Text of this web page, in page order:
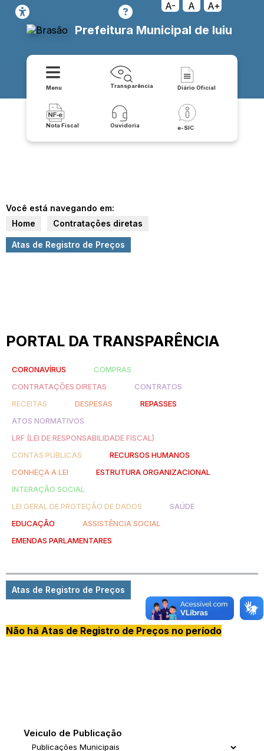
A- A A+
Prefeitura Municipal de Iuiu
Menu Transparência Diário Oficial
Nota Fiscal Ouvidoria e-SIC
Você está navegando em:
Home
Contratações diretas
Atas de Registro de Preços
PORTAL DA TRANSPARÊNCIA
CORONAVÍRUS
COMPRAS
CONTRATAÇÕES DIRETAS
CONTRATOS
RECEITAS
DESPESAS
REPASSES
ATOS NORMATIVOS
LRF (LEI DE RESPONSABILIDADE FISCAL)
CONTAS PÚBLICAS
RECURSOS HUMANOS
CONHEÇA A LEI
ESTRUTURA ORGANIZACIONAL
INTERAÇÃO SOCIAL
LEI GERAL DE PROTEÇÃO DE DADOS
SAÚDE
EDUCAÇÃO
ASSISTÊNCIA SOCIAL
EMENDAS PARLAMENTARES
Atas de Registro de Preços
Não há Atas de Registro de Preços no período
Veiculo de Publicação